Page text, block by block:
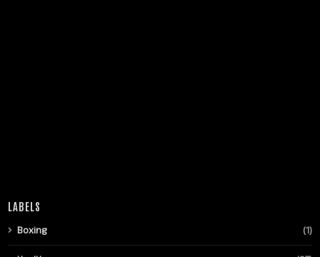
LABELS
Boxing (1)